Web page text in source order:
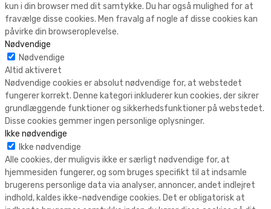
kun i din browser med dit samtykke. Du har også mulighed for at
fravælge disse cookies. Men fravalg af nogle af disse cookies kan
påvirke din browseroplevelse.
Nødvendige
Nødvendige
Altid aktiveret
Nødvendige cookies er absolut nødvendige for, at webstedet
fungerer korrekt. Denne kategori inkluderer kun cookies, der sikrer
grundlæggende funktioner og sikkerhedsfunktioner på webstedet.
Disse cookies gemmer ingen personlige oplysninger.
Ikke nødvendige
Ikke nødvendige
Alle cookies, der muligvis ikke er særligt nødvendige for, at
hjemmesiden fungerer, og som bruges specifikt til at indsamle
brugerens personlige data via analyser, annoncer, andet indlejret
indhold, kaldes ikke-nødvendige cookies. Det er obligatorisk at